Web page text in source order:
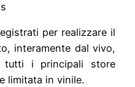
per realizzare il
interamente dal vivo,
tutti i principali store
limitata in vinile.